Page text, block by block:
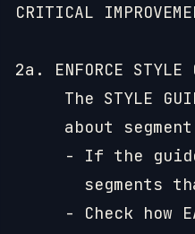
CRITICAL
2a. ENFORCE STYLE
The STYLE
about
- If the
segments
- Check how